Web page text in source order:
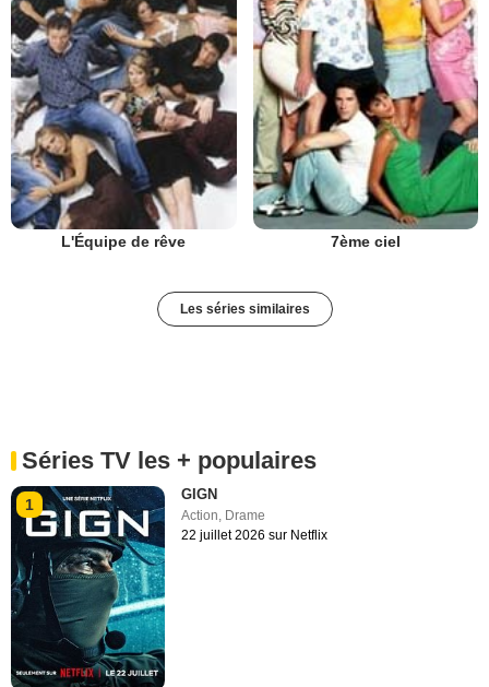
L'Équipe de rêve 7ème ciel
Les séries similaires
Séries TV les + populaires
1
GIGN
Action, Drame
22 juillet 2026 sur Netflix